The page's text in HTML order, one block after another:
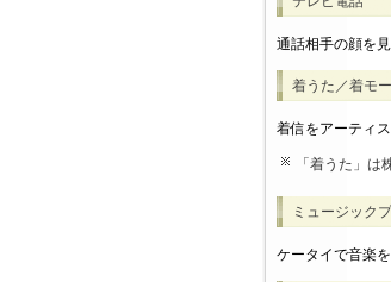
通話相手の顔を
着うた／着モ
着信をアーティ
「着うた」は
ミュージック
ケータイで音楽